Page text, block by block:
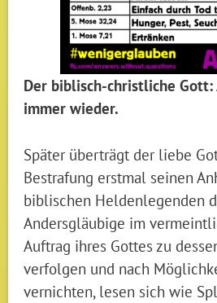
Der biblisch-christliche
immer wieder.
Später überträgt der liebe
Bestrafung erstmal seinen
biblischen Heldenlegenden
Andersgläubige im
Auftrag ihres Gottes zu
verfolgen und nach
vernichten, lesen sich wie